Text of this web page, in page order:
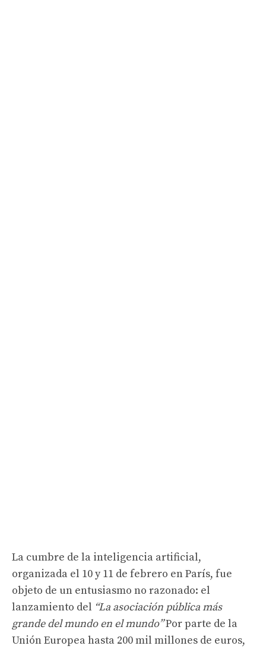
La cumbre de la inteligencia artificial,
organizada el 10 y 11 de febrero en París, fue
objeto de un entusiasmo no razonado: el
lanzamiento del “La asociación pública más
grande del mundo en el mundo”Por parte de la
Unión Europea hasta 200 mil millones de euros,